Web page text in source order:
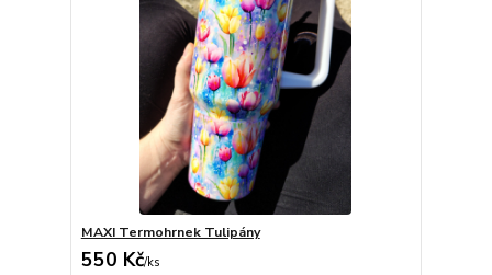
MAXI Termohrnek Tulipány
550 Kč/ks